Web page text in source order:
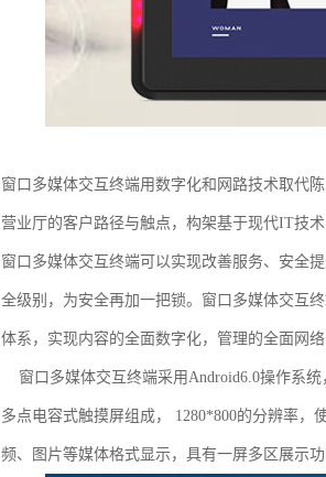
窗口多媒体交互终端用数字化和网路技术取代
营业厅的客户路径与触点，构架基于现代IT技术
窗口多媒体交互终端可以实现改善服务、安全
全级别，为安全再加一把锁。窗口多媒体交互
体系，实现内容的全面数字化，管理的全面网络
窗口多媒体交互终端采用Android6.0操作系统
多点电容式触摸屏组成， 1280*800的分辨率，
频、图片等媒体格式显示，具有一屏多区展示功